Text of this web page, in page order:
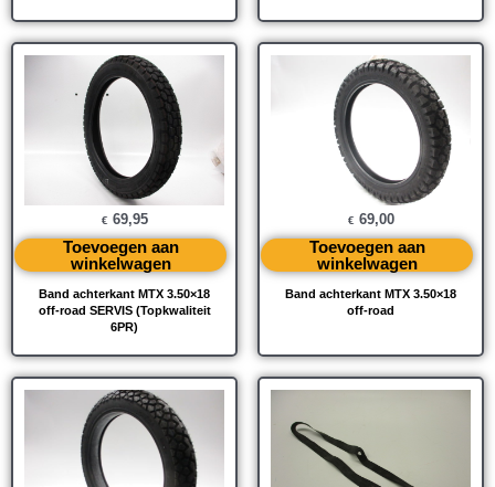
Band achterkant MTX 3.50×18
off-road SERVIS (Topkwaliteit
6PR)
€ 69,95
Toevoegen aan
winkelwagen
Band achterkant MTX 3.50×18
off-road
€ 69,00
Toevoegen aan
winkelwagen